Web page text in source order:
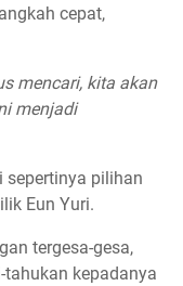
cepat,
mencari, kita akan
menjadi
sepertinya pilihan
Eun Yuri.
tergesa-gesa,
kepadanya